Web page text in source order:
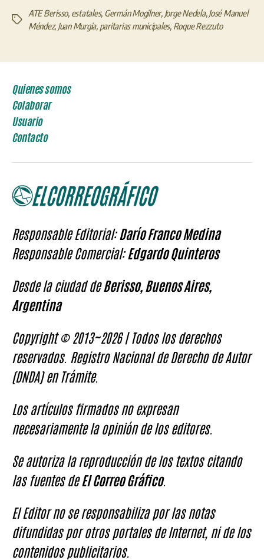
Etiquetas
ATE Berisso, estatales, Germán Mogilner, Jorge Nedela,José Manuel
Méndez, Juan Murgia, paritarias municipales, Roque Rezzuto
Quienes somos
Colaborar
Usuario
Contacto
Responsable Editorial:Darío Franco Medina
Responsable Comercial:Edgardo Quinteros
Desde la ciudad deBerisso, Buenos Aires,
Argentina
Copyright © 2013~2026 | Todos los derechos
reservados. Registro Nacional de Derecho de Autor
(DNDA) en Trámite.
Los artículos firmados no expresan
necesariamente la opinión de los editores.
Se autoriza la reproducción de los textos citando
las fuentes deEl Correo Gráfico.
El Editor no se responsabiliza por las notas
difundidas por otros portales de Internet, ni de los
contenidos publicitarios.